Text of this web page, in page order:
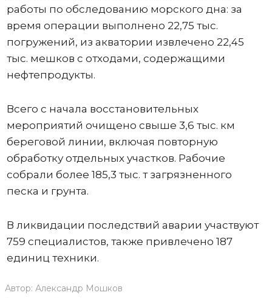
работы по обследованию морского дна: за
время операции выполнено 22,75 тыс.
погружений, из акватории извлечено 22,45
тыс. мешков с отходами, содержащими
нефтепродукты.
Всего с начала восстановительных
мероприятий очищено свыше 3,6 тыс. км
береговой линии, включая повторную
обработку отдельных участков. Рабочие
собрали более 185,3 тыс. т загрязненного
песка и грунта.
В ликвидации последствий аварии участвуют
759 специалистов, также привлечено 187
единиц техники.
Автор: Александр Мошков